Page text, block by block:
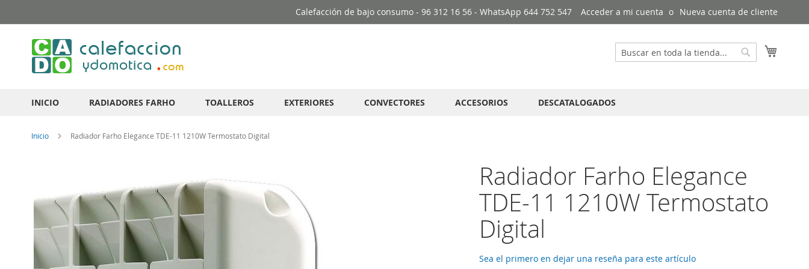
al
Calefacción de bajo consumo - 96 312 16 56 - WhatsApp 644 752 547 Acceder a mi cuenta Nueva cuenta de cliente
Buscar
INICIO RADIADORES FARHO TOALLEROS EXTERIORES CONVECTORES ACCESORIOS DESCATALOGADOS
Inicio Radiador Farho Elegance TDE-11 1210W Termostato Digital
Radiador Farho Elegance
TDE-11 1210W Termostato
Digital
Sea el primero en dejar una reseña para este artículo
de
galería
de
imágenes